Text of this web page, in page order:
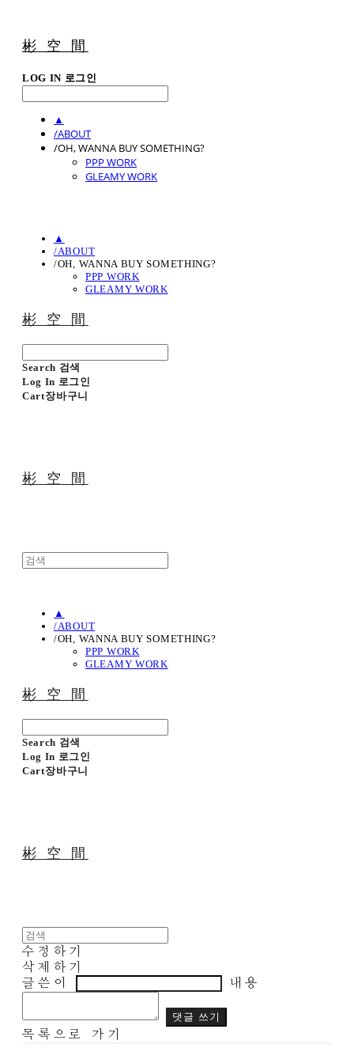
彬 空 間
LOG IN 로그인
▲
/ABOUT
/OH, WANNA BUY SOMETHING?
PPP WORK
GLEAMY WORK
▲
/ABOUT
/OH, WANNA BUY SOMETHING?
PPP WORK
GLEAMY WORK
彬 空 間
Search 검색
Log In 로그인
Cart장바구니
彬 空 間
▲
/ABOUT
/OH, WANNA BUY SOMETHING?
PPP WORK
GLEAMY WORK
彬 空 間
Search 검색
Log In 로그인
Cart장바구니
彬 空 間
수정하기
삭제하기
글쓴이
내용
댓글 쓰기
목록으로 가기